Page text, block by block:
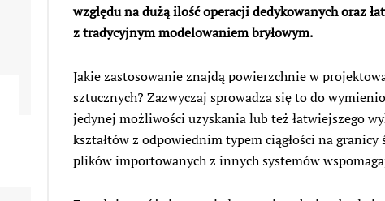
względu na dużą ilość operacji dedykowanych oraz
z tradycyjnym modelowaniem bryłowym.
Jakie zastosowanie znajdą powierzchnie w
sztucznych? Zazwyczaj sprowadza się to do
jedynej możliwości uzyskania lub też łatwiejszego
kształtów z odpowiednim typem ciągłości na
plików importowanych z innych systemów